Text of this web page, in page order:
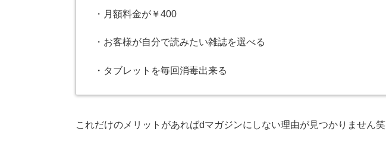
・月額料金が￥400
・お客様が自分で読みたい雑誌を選べる
・タブレットを毎回消毒出来る
これだけのメリットがあればdマガジンにしない理由が見つかりません笑